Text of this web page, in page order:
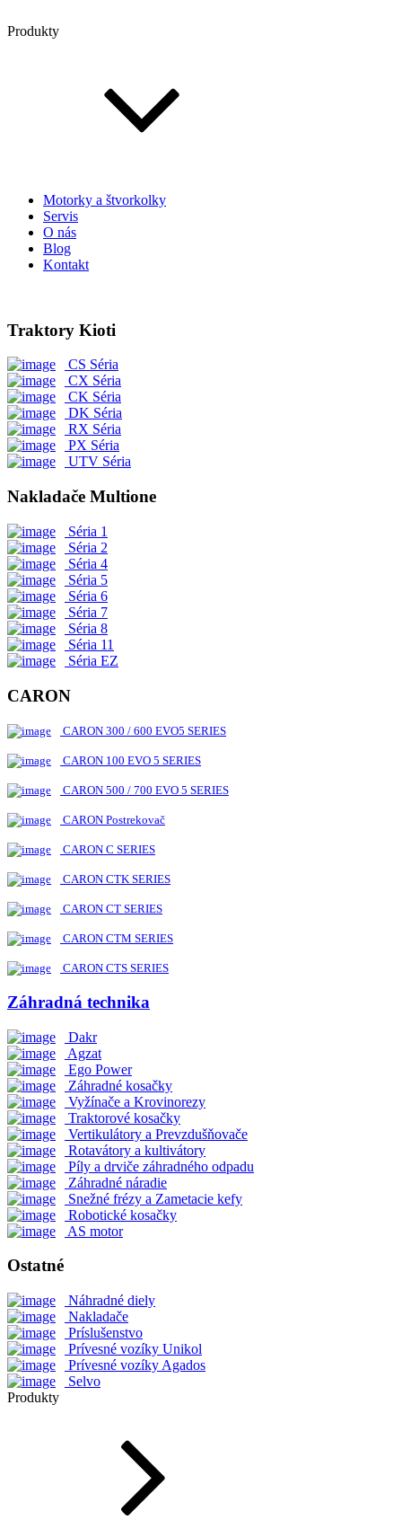
Produkty
Motorky a štvorkolky
Servis
O nás
Blog
Kontakt
Traktory Kioti
CS Séria
CX Séria
CK Séria
DK Séria
RX Séria
PX Séria
UTV Séria
Nakladače Multione
Séria 1
Séria 2
Séria 4
Séria 5
Séria 6
Séria 7
Séria 8
Séria 11
Séria EZ
CARON
CARON 300 / 600 EVO5 SERIES
CARON 100 EVO 5 SERIES
CARON 500 / 700 EVO 5 SERIES
CARON Postrekovač
CARON C SERIES
CARON CTK SERIES
CARON CT SERIES
CARON CTM SERIES
CARON CTS SERIES
Záhradná technika
Dakr
Agzat
Ego Power
Záhradné kosačky
Vyžínače a Krovinorezy
Traktorové kosačky
Vertikulátory a Prevzdušňovače
Rotavátory a kultivátory
Píly a drviče záhradného odpadu
Záhradné náradie
Snežné frézy a Zametacie kefy
Robotické kosačky
AS motor
Ostatné
Náhradné diely
Nakladače
Príslušenstvo
Prívesné vozíky Unikol
Prívesné vozíky Agados
Selvo
Produkty